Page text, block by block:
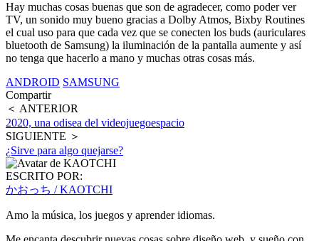
Hay muchas cosas buenas que son de agradecer, como poder ver
TV, un sonido muy bueno gracias a Dolby Atmos, Bixby Routines
el cual uso para que cada vez que se conecten los buds (auriculares
bluetooth de Samsung) la iluminación de la pantalla aumente y así
no tenga que hacerlo a mano y muchas otras cosas más.
ANDROID SAMSUNG
Compartir
＜ ANTERIOR
2020, una odisea del videojuegoespacio
SIGUIENTE ＞
¿Sirve para algo quejarse?
ESCRITO POR:
かおっち / KAOTCHI
Amo la música, los juegos y aprender idiomas.